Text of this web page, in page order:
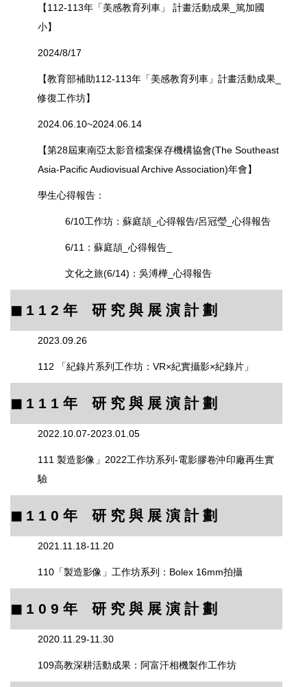
【112-113年「美感教育列車」 計畫活動成果_篤加國
小】
2024/8/17
【教育部補助112-113年「美感教育列車」計畫活動成果_
修復工作坊】
2024.06.10~2024.06.14
【第28屆東南亞太影音檔案保存機構協會(The Southeast
Asia-Pacific Audiovisual Archive Association)年會】
學生心得報告：
6/10工作坊： 蘇庭頡_心得報告/呂冠瑩_心得報告
6/11： 蘇庭頡_心得報告_
文化之旅(6/14)： 吳溥樺_心得報告
◼︎ 1 1 2 年 研 究 與 展 演 計 劃
2023.09.26
112 「紀錄片系列工作坊：VR×紀實攝影×紀錄片」
◼︎ 1 1 1 年 研 究 與 展 演 計 劃
2022.10.07-2023.01.05
111 製造影像」2022工作坊系列-電影膠卷沖印廠再生實
驗
◼︎ 1 1 0 年 研 究 與 展 演 計 劃
2021.11.18-11.20
110「製造影像」工作坊系列：Bolex 16mm拍攝
◼︎ 1 0 9 年 研 究 與 展 演 計 劃
2020.11.29-11.30
109高教深耕活動成果：阿富汗相機製作工作坊